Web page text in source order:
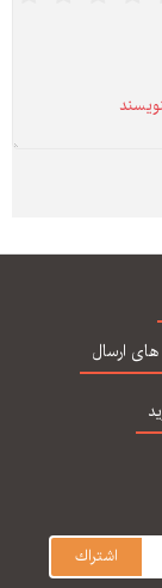
ارسال